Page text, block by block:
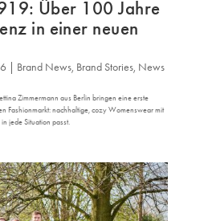
Über 100 Jahre
in einer neuen
Brand News, Brand Stories, News
Zimmermann aus Berlin bringen eine erste
Fashionmarkt: nachhaltige, cozy Womenswear mit
jede Situation passt.